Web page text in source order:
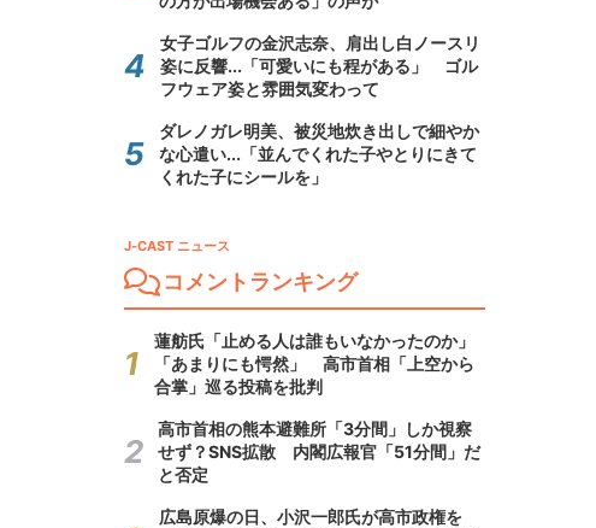
女子ゴルフの金沢志奈、肩出し白ノースリ
姿に反響...「可愛いにも程がある」 ゴル
フウェア姿と雰囲気変わって
ダレノガレ明美、被災地炊き出しで細やか
な心遣い...「並んでくれた子やとりにきて
くれた子にシールを」
J-CAST ニュース
コメントランキング
蓮舫氏「止める人は誰もいなかったのか」
「あまりにも愕然」 高市首相「上空から
合掌」巡る投稿を批判
高市首相の熊本避難所「3分間」しか視察
せず？SNS拡散 内閣広報官「51分間」だ
と否定
広島原爆の日、小沢一郎氏が高市政権を